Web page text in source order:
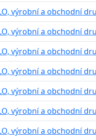
výrobní a obchodní
výrobní a obchodní
výrobní a obchodní
výrobní a obchodní
výrobní a obchodní
výrobní a obchodní
výrobní a obchodní